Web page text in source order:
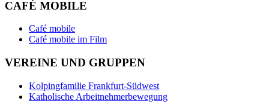
CAFÉ MOBILE
Café mobile
Café mobile im Film
VEREINE UND GRUPPEN
Kolpingfamilie Frankfurt-Südwest
Katholische Arbeitnehmerbewegung